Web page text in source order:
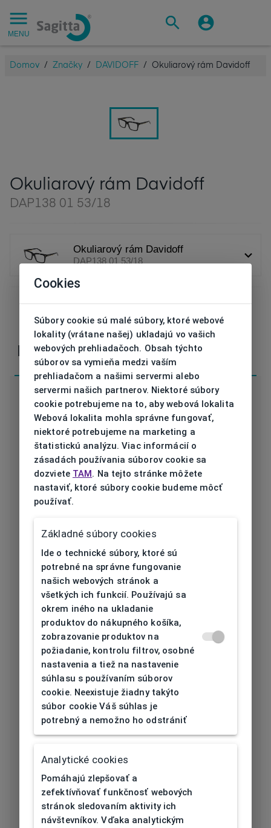
MENU
Domov / Značky / DAVIDOFF / Okuliarový rám Davidoff
Okuliarový rám Davidoff
DAP138 01 53/18
Okuliarový rám Davidoff
DAP138 01 53/18
V prípade nejasností alebo otázok náskontaktujte
Parametre
Kód DAP138 01 53/18
Značka DAVIDOFF
Druh rámu Dioptrické
Typ rámu Celoobruba
Materiál rámu Acetát
Farba rámu Čierna
Tvar rámu Obdĺžnikový
[mm]
53
Šírka nosníka
18
Výška očnice
[mm]
Dĺžka stranice
[mm]
145
Cookies
Súbory cookie sú malé súbory, ktoré webové
lokality (vrátane našej) ukladajú vo vašich
webových prehliadačoch. Obsah týchto
súborov sa vymieňa medzi vaším
prehliadačom a našimi servermi alebo
servermi našich partnerov. Niektoré súbory
cookie potrebujeme na to, aby webová lokalita
Webová lokalita mohla správne fungovať,
niektoré potrebujeme na marketing a
štatistickú analýzu. Viac informácií o
zásadách používania súborov cookie sa
dozviete TAM. Na tejto stránke môžete
nastaviť, ktoré súbory cookie budeme môcť
používať.
Základné súbory cookies
Ide o technické súbory, ktoré sú
potrebné na správne fungovanie
našich webových stránok a
všetkých ich funkcií. Používajú sa
okrem iného na ukladanie
produktov do nákupného košíka,
zobrazovanie produktov na
požiadanie, kontrolu filtrov, osobné
nastavenia a tiež na nastavenie
súhlasu s používaním súborov
cookie. Neexistuje žiadny takýto
súbor cookie Váš súhlas je
potrebný a nemožno ho odstrániť
Analytické cookies
Pomáhajú zlepšovať a
zefektívňovať funkčnosť webových
stránok sledovaním aktivity ich
návštevníkov. Vďaka analytickým